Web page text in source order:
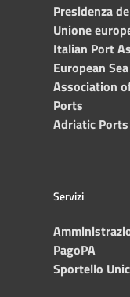
Presidenza
Unione
Italian Port
European
Association
Ports
Adriatic
Servizi
PagoPA
Sportello